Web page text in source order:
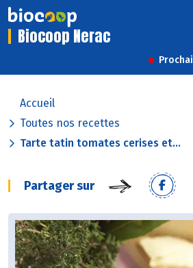
Biocoop Nerac
Accueil
Toutes nos recettes
Tarte tatin tomates cerises et...
Partager sur